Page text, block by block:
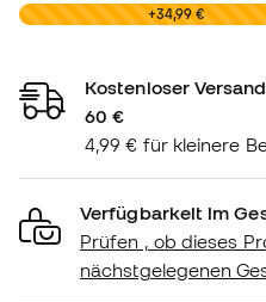
0,00 € +34,99 €
Kostenloser
60 €
4,99 € für kleinere
Verfügbarkeit im
Prüfen , ob dieses
nächstgelegenen